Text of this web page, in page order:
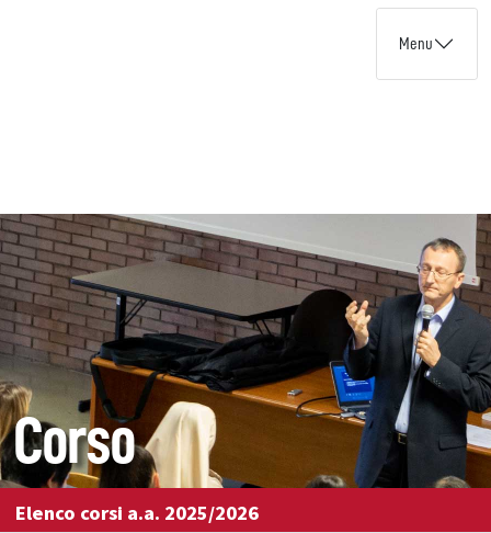
Menu
Corso
Elenco corsi a.a. 2025/2026